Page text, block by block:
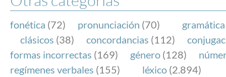
FundéuRAE es una fundación patrocinada por la
y la Real Academia Española, cuyo objetivo es
el buen uso del español en los medios de
Internet.
fonética (72) pronunciación (70) gramática
clásicos (38) concordancias (112)
formas incorrectas (169) género (128)
regímenes verbales (155) léxico (2.894)